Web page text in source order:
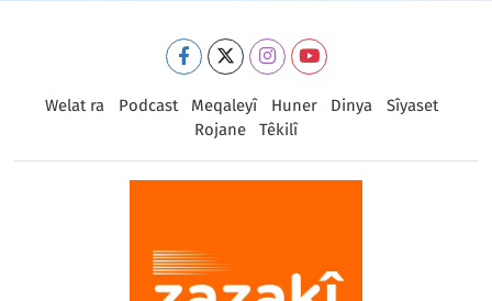
Welat ra Podcast Meqaleyî Huner Dinya
Sîyaset
Rojane
Têkilî